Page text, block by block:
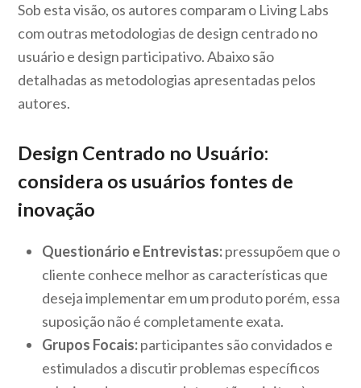
Sob esta visão, os autores comparam o Living Labs
com outras metodologias de design centrado no
usuário e design participativo. Abaixo são
detalhadas as metodologias apresentadas pelos
autores.
Design Centrado no Usuário:
considera os usuários fontes de
inovação
Questionário e Entrevistas:pressupõem que o
cliente conhece melhor as características que
deseja implementar em um produto porém, essa
suposição não é completamente exata.
Grupos Focais:participantes são convidados e
estimulados a discutir problemas específicos